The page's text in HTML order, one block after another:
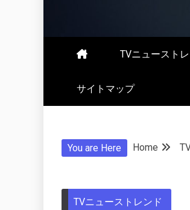
TVニュースト
サイトマップ
You are Here Home
TVニューストレンド